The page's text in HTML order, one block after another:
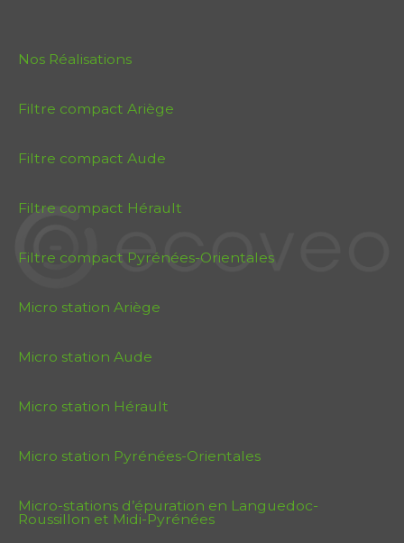
Nos Réalisations
Filtre compact Ariège
Filtre compact Aude
Filtre compact Hérault
Filtre compact Pyrénées-Orientales
Micro station Ariège
Micro station Aude
Micro station Hérault
Micro station Pyrénées-Orientales
Micro-stations d’épuration en Languedoc-
Roussillon et Midi-Pyrénées